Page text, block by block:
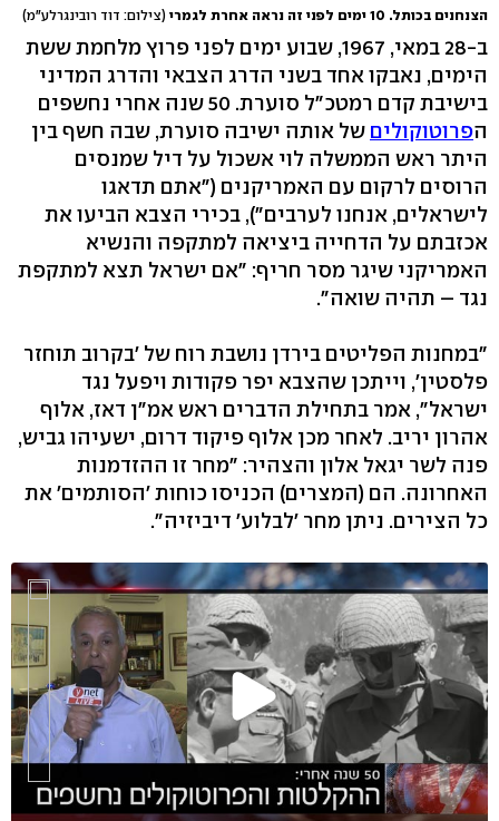
הצנחנים בכותל. 10 ימים לפני זה נראה אחרת לגמרי (צילום: דוד רובינגרלע"מ)
ב-28 במאי, 1967, שבוע ימים לפני פרוץ מלחמת ששת
הימים, נאבקו אחד בשני הדרג הצבאי והדרג המדיני
בישיבת קדם רמטכ"ל סוערת. 50 שנה אחרי נחשפים
הפרוטוקולים של אותה ישיבה סוערת, שבה חשף בין
היתר ראש הממשלה לוי אשכול על דיל שמנסים
הרוסים לרקום עם האמריקנים ("אתם תדאגו
לישראלים, אנחנו לערבים"), בכירי הצבא הביעו את
אכזבתם על הדחייה ביציאה למתקפה והנשיא
האמריקני שיגר מסר חריף: "אם ישראל תצא למתקפת
נגד – תהיה שואה".
"במחנות הפליטים בירדן נושבת רוח של 'בקרוב תוחזר
פלסטין', וייתכן שהצבא יפר פקודות ויפעל נגד
ישראל", אמר בתחילת הדברים ראש אמ"ן דאז, אלוף
אהרון יריב. לאחר מכן אלוף פיקוד דרום, ישעיהו גביש,
פנה לשר יגאל אלון והצהיר: "מחר זו ההזדמנות
האחרונה. הם (המצרים) הכניסו כוחות 'הסותמים' את
כל הצירים. ניתן מחר 'לבלוע' דיביזיה".